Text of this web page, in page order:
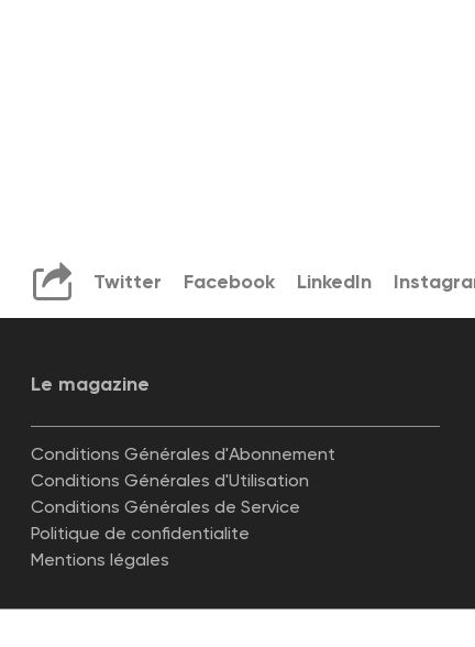
Twitter Facebook LinkedIn
Le magazine
Conditions Générales d'Abonnement
Conditions Générales d'Utilisation
Conditions Générales de Service
Politique de confidentialite
Mentions légales